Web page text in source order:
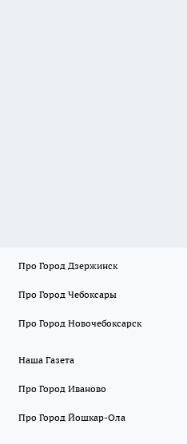
Про Город Дзержинск
Про Город Чебоксары
Про Город Новочебоксарск
Наша Газета
Про Город Иваново
Про Город Йошкар-Ола